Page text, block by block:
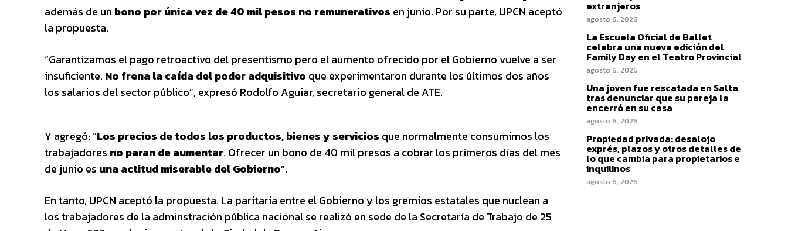
además de un bono por única vez de 40 mil pesos no remunerativos en junio. Por su parte, UPCN aceptó
la propuesta.
“Garantizamos el pago retroactivo del presentismo pero el aumento ofrecido por el Gobierno vuelve a ser
insuficiente. No frena la caída del poder adquisitivo que experimentaron durante los últimos dos años
los salarios del sector público”, expresó Rodolfo Aguiar, secretario general de ATE.
Y agregó: “Los precios de todos los productos, bienes y servicios que normalmente consumimos los
trabajadores no paran de aumentar. Ofrecer un bono de 40 mil presos a cobrar los primeros días del mes
de junio es una actitud miserable del Gobierno”.
En tanto, UPCN aceptó la propuesta. La paritaria entre el Gobierno y los gremios estatales que nuclean a
los trabajadores de la adminstración pública nacional se realizó en sede de la Secretaría de Trabajo de 25
extranjeros
agosto 6, 2026
La Escuela Oficial de Ballet
celebra una nueva edición del
Family Day en el Teatro Provincial
agosto 6, 2026
Una joven fue rescatada en Salta
tras denunciar que su pareja la
encerró en su casa
agosto 6, 2026
Propiedad privada: desalojo
exprés, plazos y otros detalles de
lo que cambia para propietarios e
inquilinos
agosto 6, 2026